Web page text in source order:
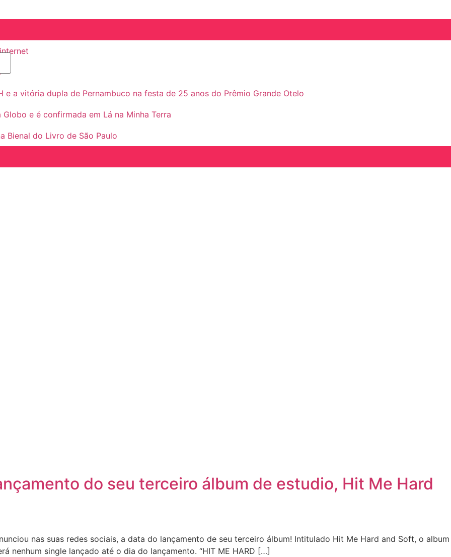
e a vitória dupla de Pernambuco na festa de 25 anos do Prêmio Grande Otelo
e é confirmada em Lá na Minha Terra
Bienal do Livro de São Paulo
do seu terceiro álbum de estudio, Hit Me Hard
nas suas redes sociais, a data do lançamento de seu terceiro álbum! Intitulado Hit Me Hard and Soft, o album
nenhum single lançado até o dia do lançamento. “HIT ME HARD […]